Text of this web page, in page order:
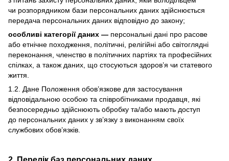
чи розпорядником бази персональних даних здійснюється
передача персональних даних відповідно до закону;
особливі категорії даних — персональні дані про расове
або етнічне походження, політичні, релігійні або світоглядні
переконання, членство в політичних партіях та професійних
спілках, а також даних, що стосуються здоров’я чи статевого
життя.
1.2. Дане Положення обов’язкове для застосування
відповідальною особою та співробітниками продавця, які
безпосередньо здійснюють обробку та/або мають доступ
до персональних даних у зв’язку з виконанням своїх
службових обов’язків.